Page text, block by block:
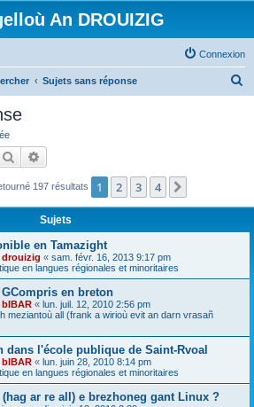
An DROUIZIG
Connexion
Sujets sans réponse
c
Rechercher
197 résultats 1 2 3 4
Sujets
en Tamazight
drouizig « sam. févr. 16, 2013 9:17 pm
en langues régionales et minoritaires
en breton
bIBAR « lun. juil. 12, 2010 2:56 pm
meziantoù all (frank a wirioù evit an darn vrasañ
dans l'école publique de Saint-Rvoal
bIBAR « lun. juin 28, 2010 8:14 pm
en langues régionales et minoritaires
ar re all) e brezhoneg gant Linux ?